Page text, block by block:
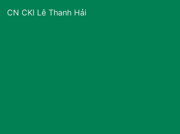
CN CKI Lê Thanh Hải